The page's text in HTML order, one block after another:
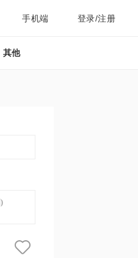
手机端 登录/注册
其他
)